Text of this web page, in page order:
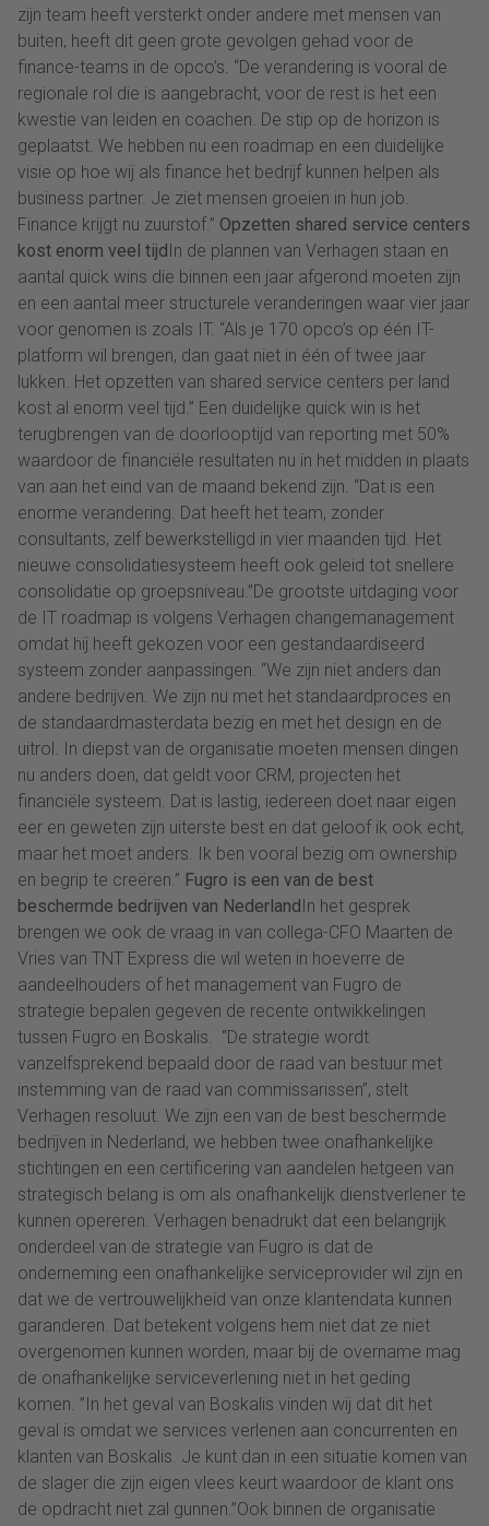
zijn team heeft versterkt onder andere met mensen van
buiten, heeft dit geen grote gevolgen gehad voor de
finance-teams in de opco’s. “De verandering is vooral de
regionale rol die is aangebracht, voor de rest is het een
kwestie van leiden en coachen. De stip op de horizon is
geplaatst. We hebben nu een roadmap en een duidelijke
visie op hoe wij als finance het bedrijf kunnen helpen als
business partner. Je ziet mensen groeien in hun job.
Finance krijgt nu zuurstof.” Opzetten shared service centers
kost enorm veel tijdIn de plannen van Verhagen staan en
aantal quick wins die binnen een jaar afgerond moeten zijn
en een aantal meer structurele veranderingen waar vier jaar
voor genomen is zoals IT. “Als je 170 opco’s op één IT-
platform wil brengen, dan gaat niet in één of twee jaar
lukken. Het opzetten van shared service centers per land
kost al enorm veel tijd.” Een duidelijke quick win is het
terugbrengen van de doorlooptijd van reporting met 50%
waardoor de financiële resultaten nu in het midden in plaats
van aan het eind van de maand bekend zijn. “Dat is een
enorme verandering. Dat heeft het team, zonder
consultants, zelf bewerkstelligd in vier maanden tijd. Het
nieuwe consolidatiesysteem heeft ook geleid tot snellere
consolidatie op groepsniveau.”De grootste uitdaging voor
de IT roadmap is volgens Verhagen changemanagement
omdat hij heeft gekozen voor een gestandaardiseerd
systeem zonder aanpassingen. “We zijn niet anders dan
andere bedrijven. We zijn nu met het standaardproces en
de standaardmasterdata bezig en met het design en de
uitrol. In diepst van de organisatie moeten mensen dingen
nu anders doen, dat geldt voor CRM, projecten het
financiële systeem. Dat is lastig, iedereen doet naar eigen
eer en geweten zijn uiterste best en dat geloof ik ook echt,
maar het moet anders. Ik ben vooral bezig om ownership
en begrip te creëren.” Fugro is een van de best
beschermde bedrijven van NederlandIn het gesprek
brengen we ook de vraag in van collega-CFO Maarten de
Vries van TNT Express die wil weten in hoeverre de
aandeelhouders of het management van Fugro de
strategie bepalen gegeven de recente ontwikkelingen
tussen Fugro en Boskalis. “De strategie wordt
vanzelfsprekend bepaald door de raad van bestuur met
instemming van de raad van commissarissen”, stelt
Verhagen resoluut. We zijn een van de best beschermde
bedrijven in Nederland, we hebben twee onafhankelijke
stichtingen en een certificering van aandelen hetgeen van
strategisch belang is om als onafhankelijk dienstverlener te
kunnen opereren. Verhagen benadrukt dat een belangrijk
onderdeel van de strategie van Fugro is dat de
onderneming een onafhankelijke serviceprovider wil zijn en
dat we de vertrouwelijkheid van onze klantendata kunnen
garanderen. Dat betekent volgens hem niet dat ze niet
overgenomen kunnen worden, maar bij de overname mag
de onafhankelijke serviceverlening niet in het geding
komen. ”In het geval van Boskalis vinden wij dat dit het
geval is omdat we services verlenen aan concurrenten en
klanten van Boskalis. Je kunt dan in een situatie komen van
de slager die zijn eigen vlees keurt waardoor de klant ons
de opdracht niet zal gunnen.”Ook binnen de organisatie